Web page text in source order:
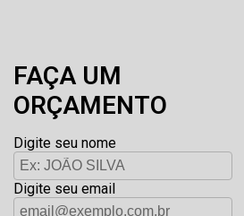
FAÇA UM
ORÇAMENTO
Digite seu nome
Digite seu email